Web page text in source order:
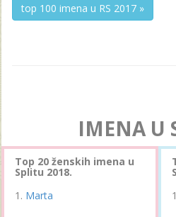
top 100 imena u RS 2017 »
IMENA U
Top 20 ženskih imena u
Splitu 2018.
Marta